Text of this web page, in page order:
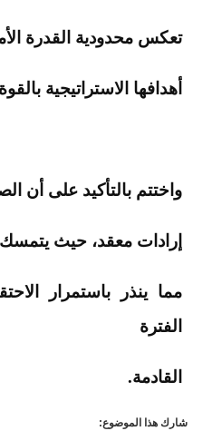
تعكس محدودية القدرة
أهدافها الاستراتيجية
واختتم بالتأكيد على أن
إرادات معقد، حيث
مما ينذر باستمرار
الفترة
القادمة.
شارك هذا الموضوع: